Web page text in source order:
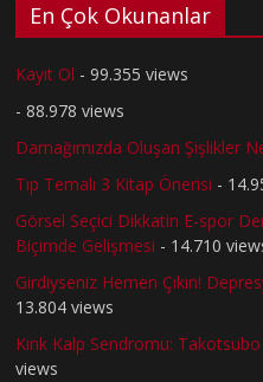
En Çok Okunanlar
Kayıt Ol - 99.355 views
- 88.978 views
Damağımızda Oluşan Şişlikler
Tıp Temalı 3 Kitap Önerisi -
Görsel Seçici Dikkatin E-spor
Biçimde Gelişmesi - 14.710
Girdiyseniz Hemen Çıkın!
13.804 views
Kırık Kalp Sendromu:
views